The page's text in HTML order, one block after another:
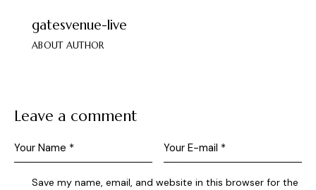
gatesvenue-live
ABOUT AUTHOR
Leave a comment
Save my name, email, and website in this browser for the